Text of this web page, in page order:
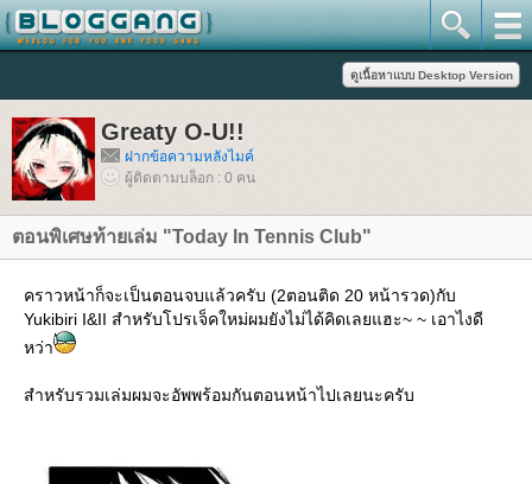
Greaty O-U!!
ฝากข้อความหลังไมค์
ผู้ติดตามบล็อก : 0 คน
ตอนพิเศษท้ายเล่ม "Today In Tennis Club"
คราวหน้าก็จะเป็นตอนจบแล้วครับ (2ตอนติด 20 หน้ารวด)กับ
Yukibiri I&II สำหรับโปรเจ็คใหม่ผมยังไม่ได้คิดเลยแฮะ~ ~ เอาไงดี
หว่า
สำหรับรวมเล่มผมจะอัพพร้อมกันตอนหน้าไปเลยนะครับ